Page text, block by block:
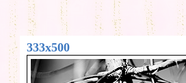
333x500